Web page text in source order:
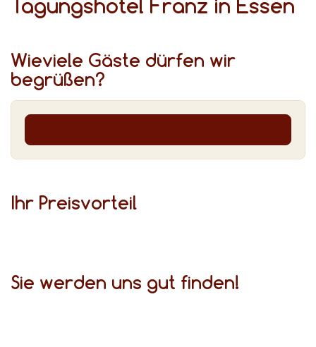
Tagungshotel Franz in Essen
Wieviele Gäste dürfen wir
begrüßen?
Ihr Preis­vor­teil
Sie werden uns gut finden!